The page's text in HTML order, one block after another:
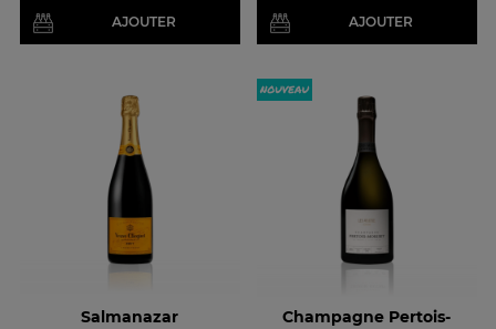
AJOUTER AJOUTER
Salmanazar
Champagne Pertois-